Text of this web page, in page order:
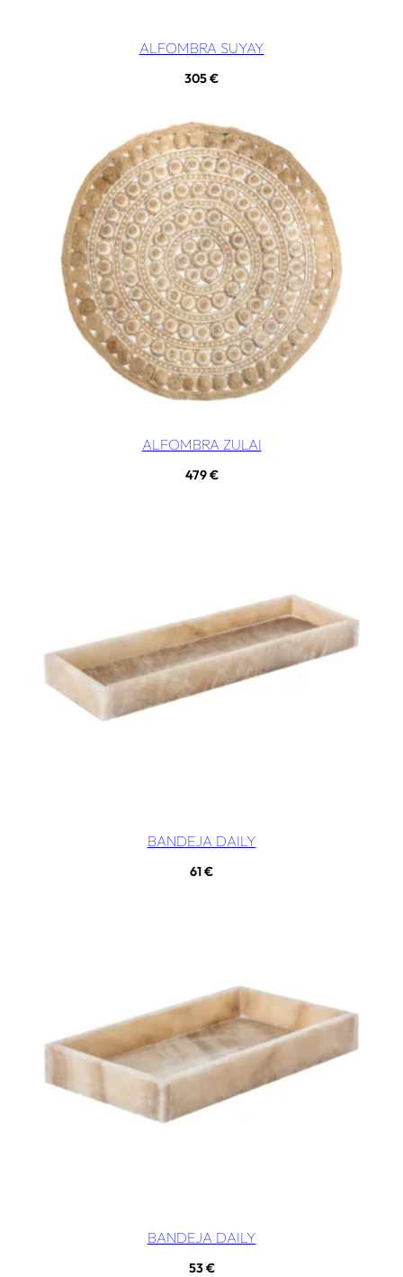
ALFOMBRA SUYAY
305€
ALFOMBRA ZULAI
479€
BANDEJA DAILY
61€
BANDEJA DAILY
53€